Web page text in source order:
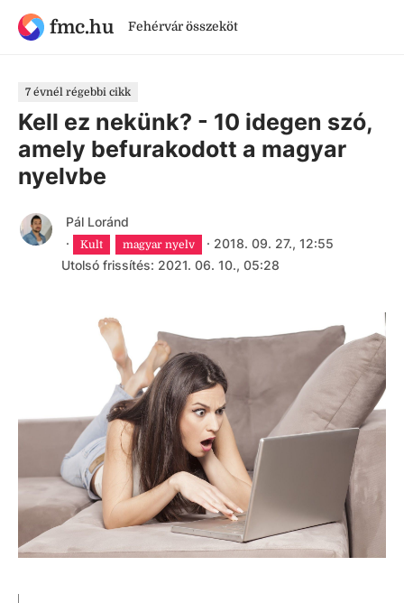
fmc.hu Fehérvár összeköt
7 évnél régebbi cikk
Kell ez nekünk? - 10 idegen szó,
amely befurakodott a magyar
nyelvbe
Pál Loránd
·
Kult magyar nyelv · 2018. 09. 27., 12:55
Utolsó frissítés: 2021. 06. 10., 05:28